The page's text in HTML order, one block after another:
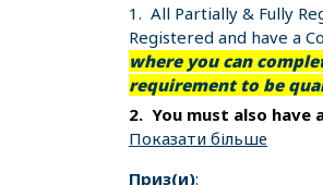
1. All Partially & Fully
Registered and have a
where you can
requirement to be
2. You must also
Показати більше
Приз(и):